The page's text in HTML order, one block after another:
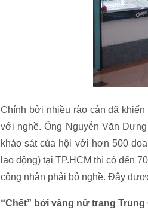
Chính bởi nhiều rào cản đã
với nghề. Ông Nguyễn Văn
khảo sát của hội với hơn 500
lao động) tại TP.HCM thì có đến
công nhân phải bỏ nghề. Đây
“Chết” bởi vàng nữ trang Trung